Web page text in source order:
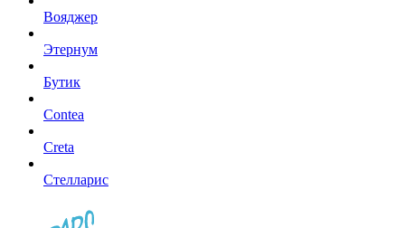
Вояджер
Этернум
Бутик
Contea
Creta
Стелларис